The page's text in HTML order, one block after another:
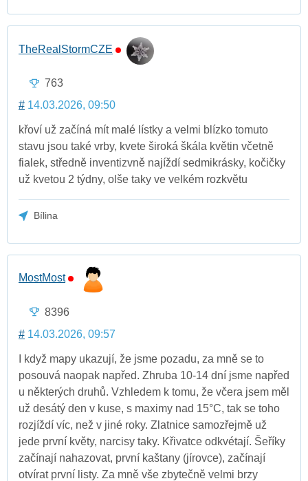
TheRealStormCZE
763
# 14.03.2026, 09:50
křoví už začíná mít malé lístky a velmi blízko tomuto
stavu jsou také vrby, kvete široká škála květin včetně
fialek, středně inventizvně najíždí sedmikrásky, kočičky
už kvetou 2 týdny, olše taky ve velkém rozkvětu
Bílina
MostMost
8396
# 14.03.2026, 09:57
I když mapy ukazují, že jsme pozadu, za mně se to
posouvá naopak napřed. Zhruba 10-14 dní jsme napřed
u některých druhů. Vzhledem k tomu, že včera jsem měl
už desátý den v kuse, s maximy nad 15°C, tak se toho
rozjíždí víc, než v jiné roky. Zlatnice samozřejmě už
jede první květy, narcisy taky. Křivatce odkvétají. Šeříky
začínají nahazovat, první kaštany (jírovce), začínají
otvírat první listy. Za mně vše zbytečně velmi brzy